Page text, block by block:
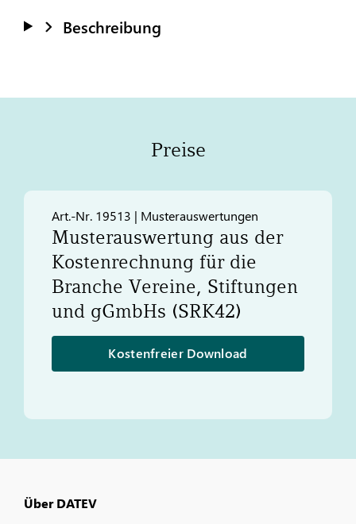
Beschreibung
Preise
Art.-Nr. 19513 | Musterauswertungen
Musterauswertung aus der
Kostenrechnung für die
Branche Vereine, Stiftungen
und gGmbHs (SRK42)
Kostenfreier Download
Über DATEV